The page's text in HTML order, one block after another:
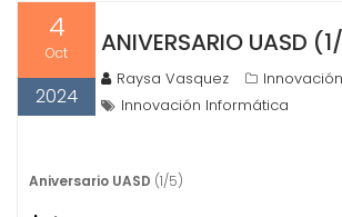
4
Oct
2024
ANIVERSARIO UASD
Raysa Vasquez
Innovación Informática
Aniversario UASD (1/5)